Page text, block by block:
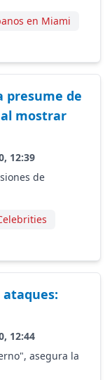
en Miami
presume de
mostrar
12:39
de
ataques:
12:44
asegura la